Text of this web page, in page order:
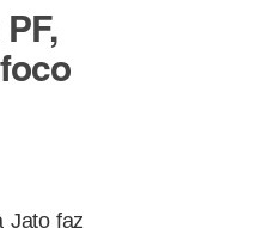
Jato faz